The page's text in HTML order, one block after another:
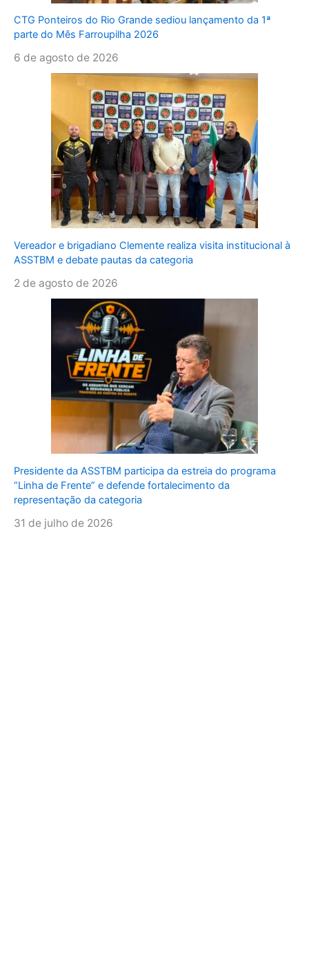
CTG Ponteiros do Rio Grande sediou lançamento da 1ª
parte do Mês Farroupilha 2026
6 de agosto de 2026
Vereador e brigadiano Clemente realiza visita institucional à
ASSTBM e debate pautas da categoria
2 de agosto de 2026
Presidente da ASSTBM participa da estreia do programa
“Linha de Frente” e defende fortalecimento da
representação da categoria
31 de julho de 2026